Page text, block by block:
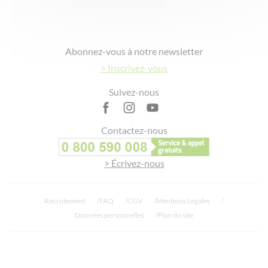
Abonnez-vous à notre newsletter
> Inscrivez-vous
Suivez-nous
Contactez-nous
> Écrivez-nous
Recrutement FAQ CGV
Mentions Légales
Données personnelles
Plan du site